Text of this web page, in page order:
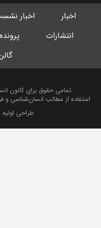
اخبار اخبار
انتشارات
تمامی حقوق برای کانون
استفاده از مطالب انسان‌شناسی و
طراحی اولیه